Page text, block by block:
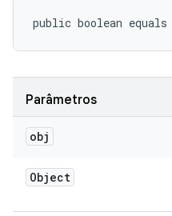
public boolean
Parâmetros
obj
Object